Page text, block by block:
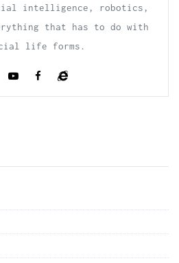
intelligence, robotics,
that has to do with
life forms.